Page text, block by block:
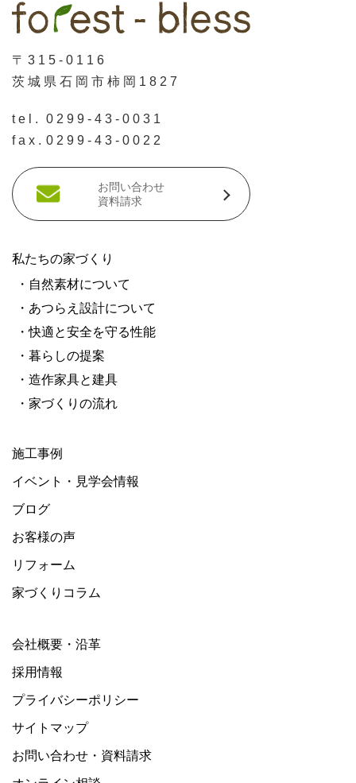
〒315-0116
茨城県石岡市柿岡1827
tel.
0299-43-0031
fax. 0299-43-0022
お問い合わせ
資料請求
私たちの家づくり
・自然素材について
・あつらえ設計について
・快適と安全を守る性能
・暮らしの提案
・造作家具と建具
・家づくりの流れ
施工事例
イベント・見学会情報
ブログ
お客様の声
リフォーム
家づくりコラム
会社概要・沿革
採用情報
プライバシーポリシー
サイトマップ
お問い合わせ・資料請求